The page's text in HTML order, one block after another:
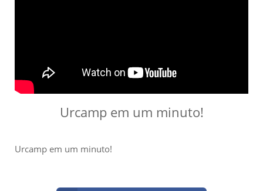
Urcamp em um minuto!
Urcamp em um minuto!